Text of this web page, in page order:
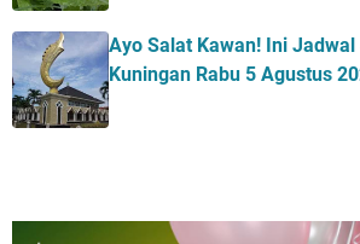
Ayo Salat Kawan! Ini
Kuningan Rabu 5 Agustus